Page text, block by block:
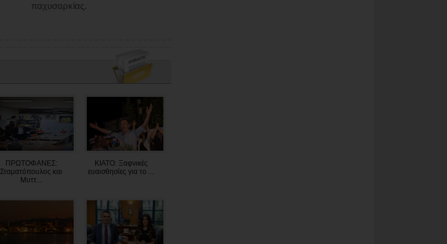
παχυσαρκίας.
ΠΡΩΤΟΦΑΝΕΣ:
Σταματόπουλος και
Μυττ...
ΚΙΑΤΟ: Ξαφνικές
ευαισθησίες για το ...